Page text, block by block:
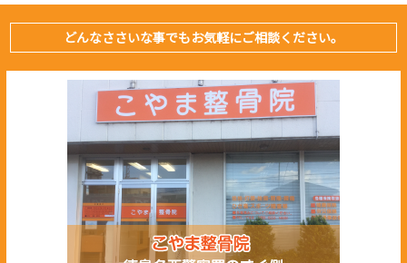
どんなささいな事でもお気軽にご相談ください。